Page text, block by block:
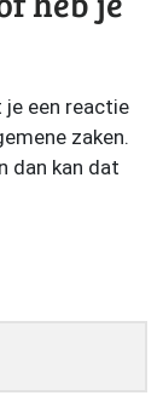
een reactie
zaken.
dan kan dat